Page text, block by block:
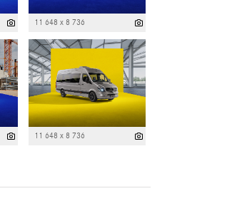
11 648 x 8 736
11 648 x 8 736